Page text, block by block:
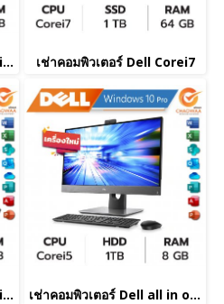
เช่าคอมพิวเตอร์ PC Dell all in one Corei5 เช่าคอมพิวเตอร์ Dell Corei7
เช่าคอมพิวเตอร์ PC Dell all in one Corei5 เช่าคอมพิวเตอร์ Dell all in one Corei5